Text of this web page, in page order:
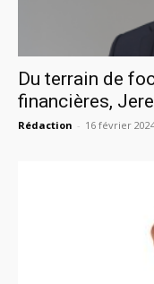
Du terrain de
financières,
Rédaction - 16 février